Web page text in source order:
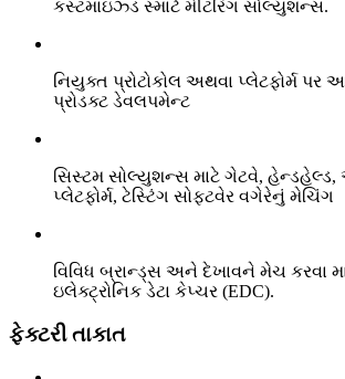
કસ્ટમાઇઝ્ડ સ્માર્ટ મીટરિંગ સોલ્યુશન્સ.
નિયુક્ત પ્રોટોકોલ અથવા પ્લેટફોર્મ પર
પ્રોડક્ટ ડેવલપમેન્ટ
સિસ્ટમ સોલ્યુશન્સ માટે ગેટવે,
પ્લેટફોર્મ, ટેસ્ટિંગ સોફ્ટવેર વગેરેનું મેચિંગ
વિવિધ બ્રાન્ડ્સ અને દેખાવને મેચ કરવા
ઇલેક્ટ્રોનિક ડેટા કેપ્ચર (EDC).
ફેક્ટરી તાકાત